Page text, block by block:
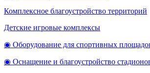
Комплексное благоустройство территорий
Детские игровые комплексы
◉ Оборудование для спортивных
◉ Оснащение и благоустройство